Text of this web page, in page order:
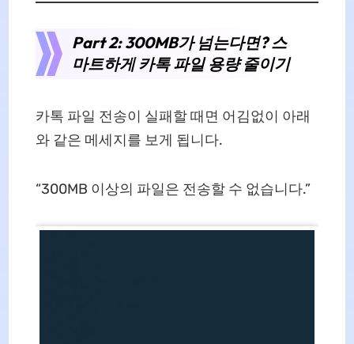
Part 2: 300MB가 넘는다면? 스
마트하게 카톡 파일 용량 줄이기
카톡 파일 전송이 실패할 때면 어김없이 아래
와 같은 메세지를 보게 됩니다.
“300MB 이상의 파일은 전송할 수 없습니다.”